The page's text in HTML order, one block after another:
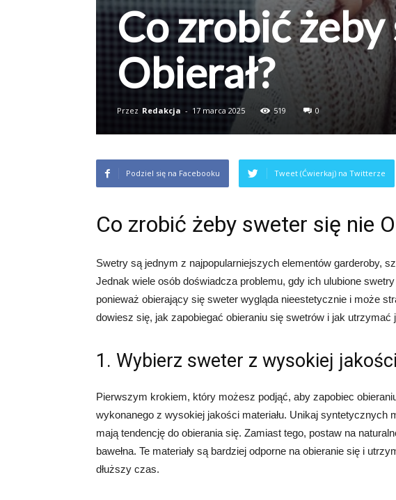
Co zrobić
Obierał?
Przez Redakcja - 17 marca 2025 519 0
Podziel się na Facebooku Tweet (Ćwierkaj) na Twitterze
Co zrobić żeby sweter się nie
Swetry są jednym z najpopularniejszych elementów garderoby,
Jednak wiele osób doświadcza problemu, gdy ich ulubione
ponieważ obierający się sweter wygląda nieestetycznie i może
dowiesz się, jak zapobiegać obieraniu się swetrów i jak utrzymać
1. Wybierz sweter z wysokiej
Pierwszym krokiem, który możesz podjąć, aby zapobiec
wykonanego z wysokiej jakości materiału. Unikaj syntetycznych
mają tendencję do obierania się. Zamiast tego, postaw na
bawełna. Te materiały są bardziej odporne na obieranie się i
dłuższy czas.